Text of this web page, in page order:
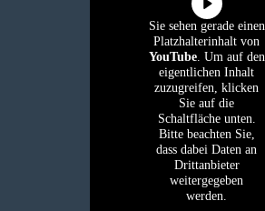
Sie sehen gerade einen
Platzhalterinhalt von
YouTube. Um auf den
eigentlichen Inhalt
zuzugreifen, klicken
Sie auf die
Schaltfläche unten.
Bitte beachten Sie,
dass dabei Daten an
Drittanbieter
weitergegeben
werden.